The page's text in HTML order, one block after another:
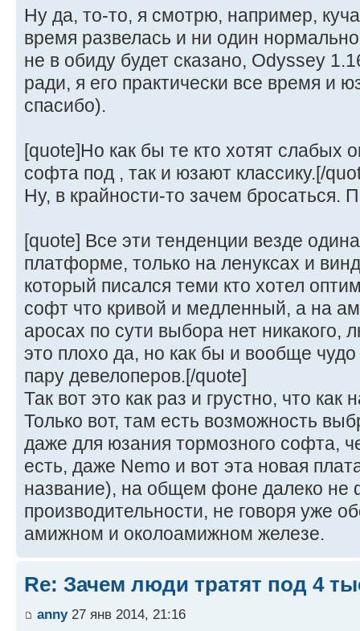
Ну да, то-то, я смотрю, например,
время развелась и ни один
не в обиду будет сказано, Odyssey
ради, я его практически все время и
спасибо).
[quote]Но как бы те кто хотят слабых
софта под , так и юзают классику.[/
Ну, в крайности-то зачем бросаться.
[quote] Все эти тенденции везде
платформе, только на ленуксах и
который писался теми кто хотел
софт что кривой и медленный, а на
аросах по сути выбора нет никакого,
это плохо да, но как бы и вообще
пару девелоперов.[/quote]
Так вот это как раз и грустно, что как
Только вот, там есть возможность
даже для юзания тормозного софта,
есть, даже Nemo и вот эта новая
название), на общем фоне далеко не
производительности, не говоря уже
амижном и околоамижном железе.
Re: Зачем люди тратят под 4
anny27 янв 2014, 21:16